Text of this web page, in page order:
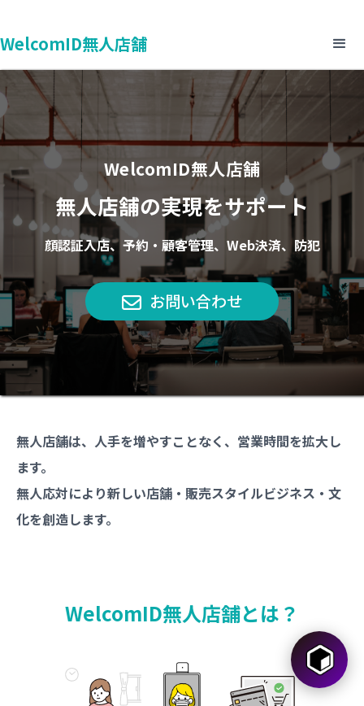
WelcomID無人店舗
WelcomID無人店舗
無人店舗の実現をサポート
顔認証入店、予約・顧客管理、Web決済、防犯
 お問い合わせ
無人店舗は、人手を増やすことなく、営業時間を拡大し
ます。
無人応対により新しい店舗・販売スタイルビジネス・文
化を創造します。
WelcomID無人店舗とは？